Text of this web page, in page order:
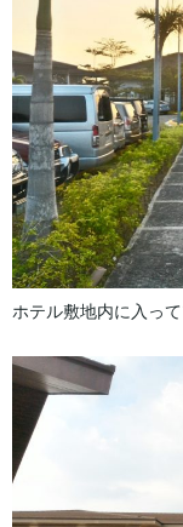
ホテル敷地内に入っ